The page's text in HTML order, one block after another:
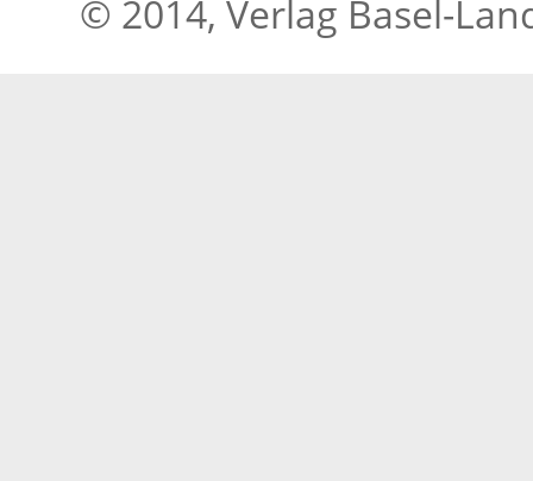
© 2014, Verlag Basel-